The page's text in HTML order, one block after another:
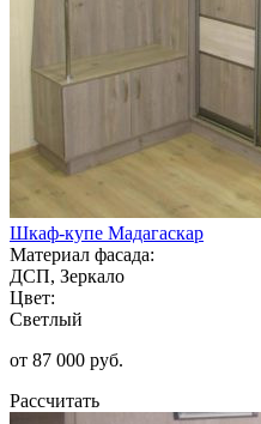
Шкаф-купе Мадагаскар
Материал фасада:
ДСП, Зеркало
Цвет:
Светлый
от 87 000 руб.
Рассчитать